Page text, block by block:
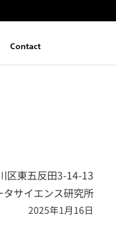
Contact
区東五反田3-14-13
サイエンス研究所
2025年1月16日